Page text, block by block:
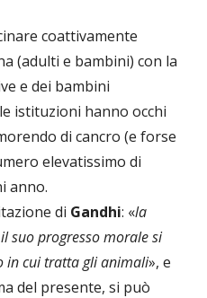
coattivamente
(adulti e bambini) con la
e dei bambini
istituzioni hanno occhi
di cancro (e forse
elevatissimo di
anno.
di Gandhi: «la
suo progresso morale si
in cui tratta gli animali», e
del presente, si può